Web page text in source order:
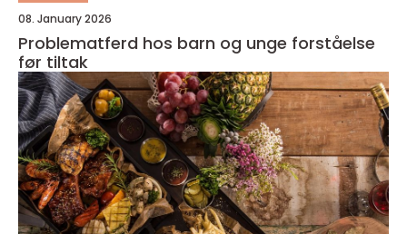
08. January 2026
Problematferd hos barn og unge forståelse
før tiltak